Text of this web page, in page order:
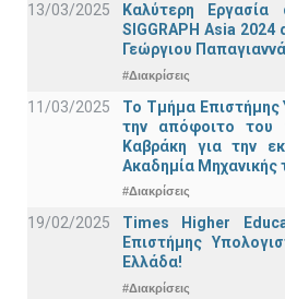
13/03/2025
Καλύτερη Εργασία
SIGGRAPH Asia
Γεώργιου
#Διακρίσεις
11/03/2025
Το Τμήμα Επιστήμης
την απόφοιτο του
Καβράκη για την
Ακαδημία
#Διακρίσεις
19/02/2025
Times Higher
Επιστήμης
Ελλάδα!
#Διακρίσεις